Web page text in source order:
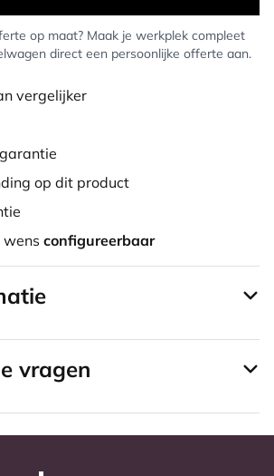
op maat? Maak je werkplek compleet
direct een persoonlijke offerte aan.
vergelijker
op dit product
configureerbaar
vragen